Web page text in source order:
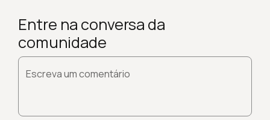
Entre na conversa da
comunidade
Escreva um comentário